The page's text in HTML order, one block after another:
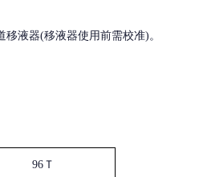
液器(移液器使用前需校准)。
96Ｔ